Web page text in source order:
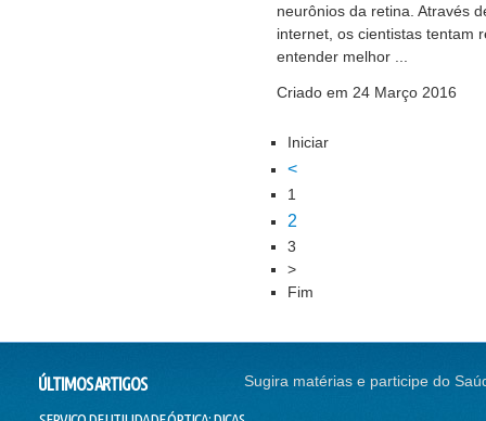
neurônios da retina. Através
internet, os cientistas tentam
entender melhor ...
Criado em 24 Março 2016
Iniciar
<
1
2
3
>
Fim
ÚLTIMOS ARTIGOS Sugira matérias e participe do